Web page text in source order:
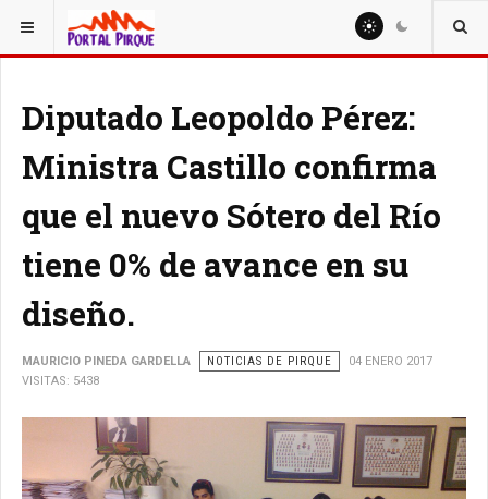
ESTÁ AQUÍ: NOTICIAS
Diputado Leopoldo Pérez:
Ministra Castillo confirma
que el nuevo Sótero del Río
tiene 0% de avance en su
diseño.
MAURICIO PINEDA GARDELLA NOTICIAS DE PIRQUE
04 ENERO 2017
VISITAS: 5438